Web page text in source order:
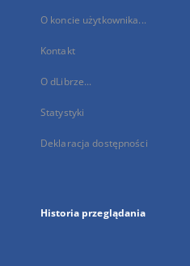
O koncie użytkownika...
Kontakt
O dLibrze...
Statystyki
Deklaracja dostępności
Historia przeglądania